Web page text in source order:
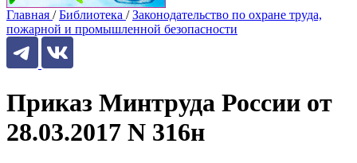
Главная / Библиотека / Законодательство по охране труда,
пожарной и промышленной безопасности
Приказ Минтруда России от
28.03.2017 N 316н